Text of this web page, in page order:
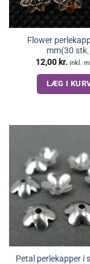
Flower
mm(30
12,00kr. inkl.
LÆG I
Petal perlekapper i